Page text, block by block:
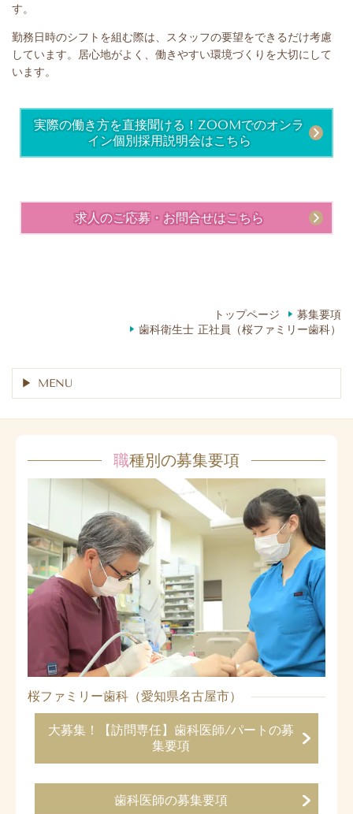
す。
勤務日時のシフトを組む際は、スタッフの要望をできるだけ考慮
しています。居心地がよく、働きやすい環境づくりを大切にして
います。
実際の働き方を直接聞ける！ZOOMでのオンラ
イン個別採用説明会はこちら
求人のご応募・お問合せはこちら
トップページ
募集要項
歯科衛生士 正社員（桜ファミリー歯科）
MENU
職種別の募集要項
桜ファミリー歯科（愛知県名古屋市）
大募集！【訪問専任】歯科医師/パートの募
集要項
歯科医師の募集要項